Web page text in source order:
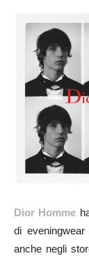
Dior Homme
di
anche negli